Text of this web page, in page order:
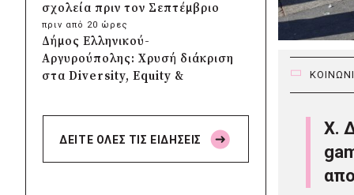
Χ.
σχολεία πριν τον Σεπτέμβριο
πριν από 20 ώρες
Δήμος Ελληνικού-
Αργυρούπολης: Χρυσή διάκριση
στα Diversity, Equity &
240 αντικείμενα
απομακρύνθηκαν από
ΔΕΙΤΕ ΟΛΕΣ ΤΙΣ ΕΙΔΗΣΕΙΣ